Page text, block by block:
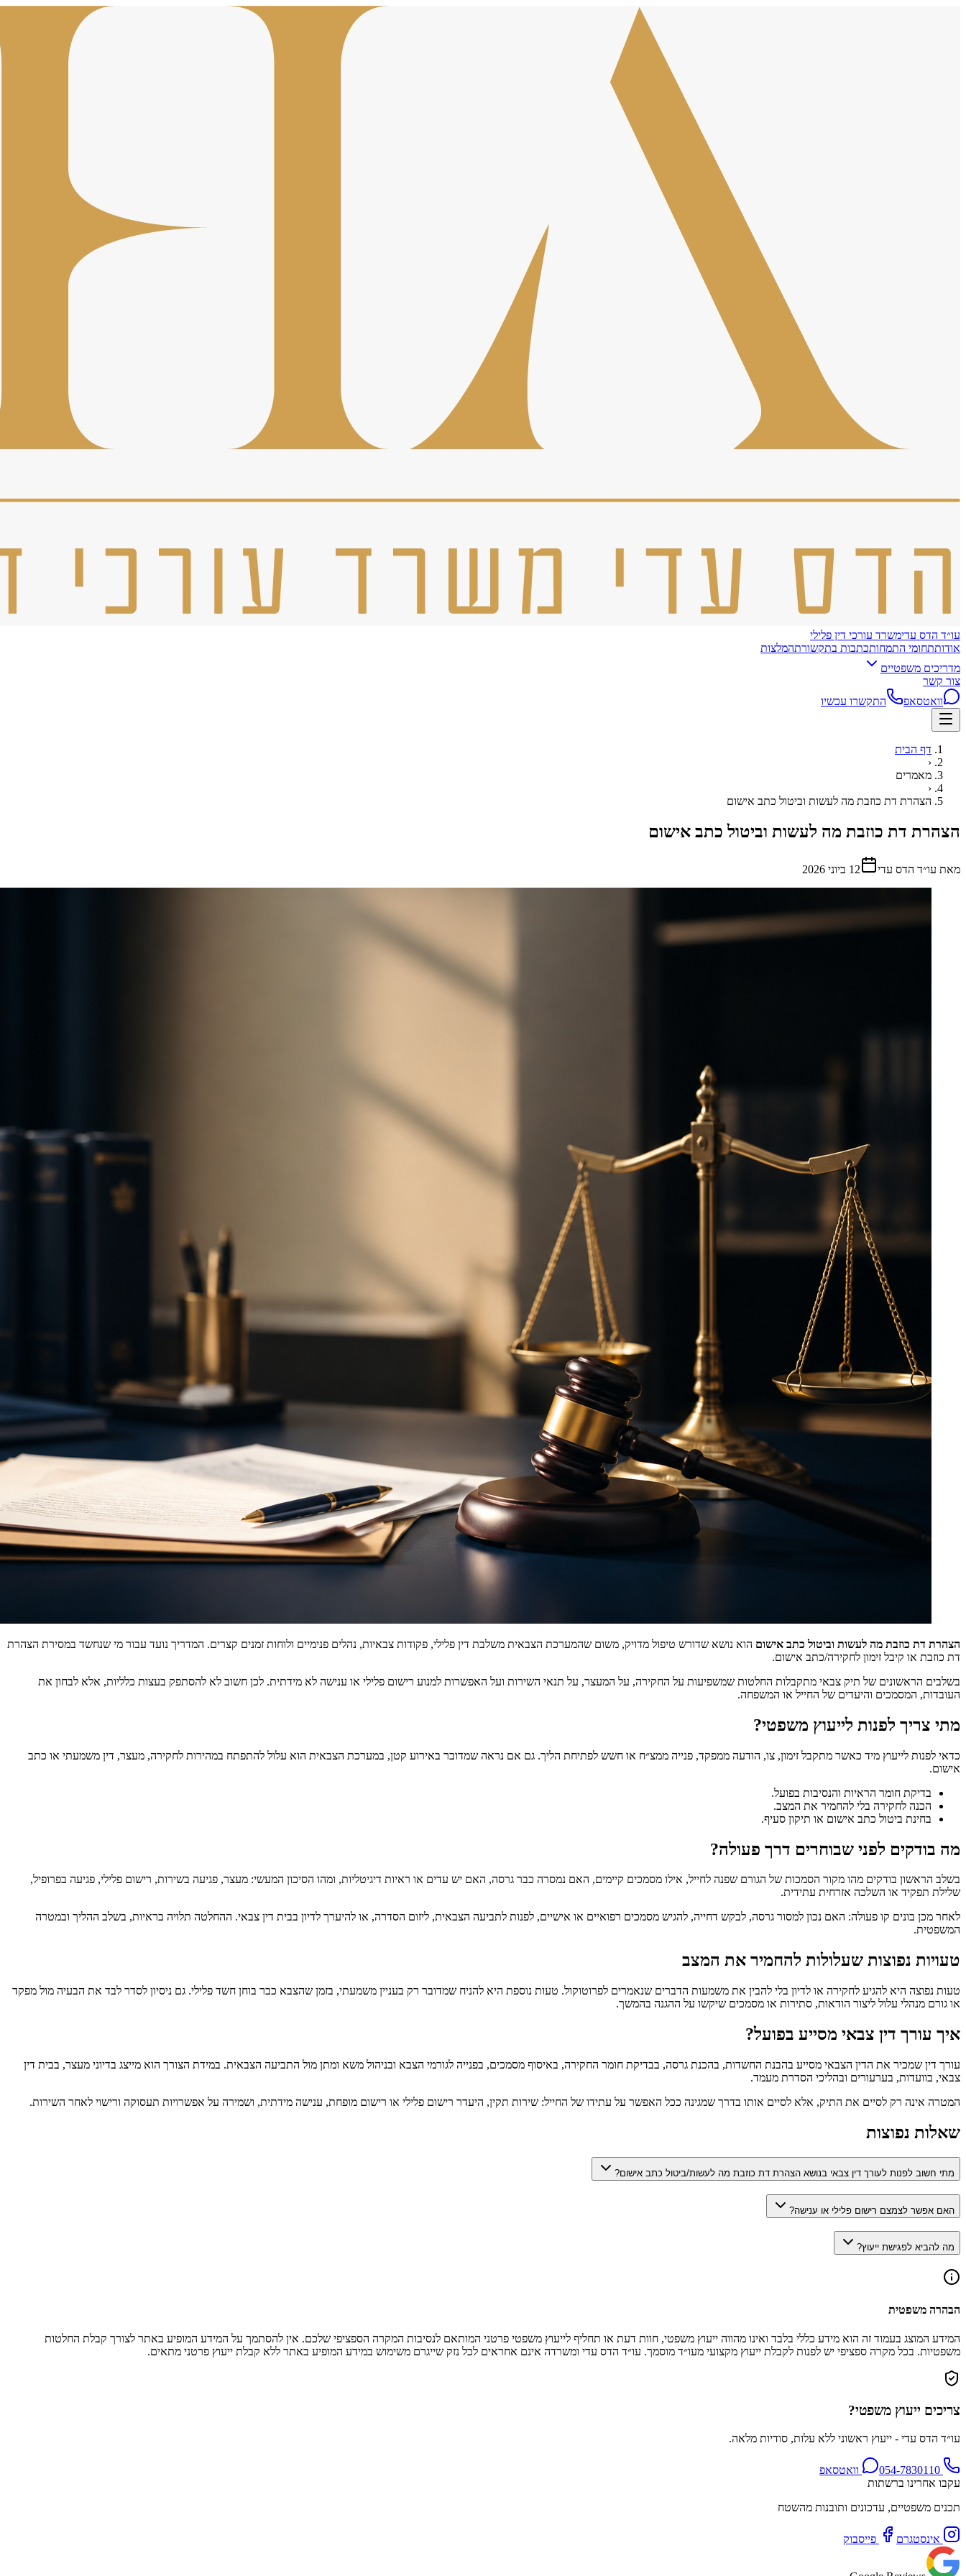
עו״ד הדס עדימשרד עורכי דין פלילי
אודותתחומי התמחותכתבות בתקשורתהמלצות
מדריכים משפטיים
צור קשר
וואטסאפ
התקשרו עכשיו
דף הבית
‹
מאמרים
‹
הצהרת דת כוזבת מה לעשות וביטול כתב אישום
הצהרת דת כוזבת מה לעשות וביטול כתב אישום
מאת עו״ד הדס עדי 12 ביוני 2026
הצהרת דת כוזבת מה לעשות וביטול כתב אישום הוא נושא שדורש טיפול מדויק, משום שהמערכת הצבאית משלבת דין פלילי, פקודות צבאיות, נהלים פנימיים ולוחות זמנים קצרים. המדריך נועד עבור מי שנחשד במסירת הצהרת
דת כוזבת או קיבל זימון לחקירה/כתב אישום.
בשלבים הראשונים של תיק צבאי מתקבלות החלטות שמשפיעות על החקירה, על המעצר, על תנאי השירות ועל האפשרות למנוע רישום פלילי או ענישה לא מידתית. לכן חשוב לא להסתפק בעצות כלליות, אלא לבחון את
העובדות, המסמכים והיעדים של החייל או המשפחה.
מתי צריך לפנות לייעוץ משפטי?
כדאי לפנות לייעוץ מיד כאשר מתקבל זימון, צו, הודעה ממפקד, פנייה ממצ״ח או חשש לפתיחת הליך. גם אם נראה שמדובר באירוע קטן, במערכת הצבאית הוא עלול להתפתח במהירות לחקירה, מעצר, דין משמעתי או כתב
אישום.
בדיקת חומר הראיות והנסיבות בפועל.
הכנה לחקירה בלי להחמיר את המצב.
בחינת ביטול כתב אישום או תיקון סעיף.
מה בודקים לפני שבוחרים דרך פעולה?
בשלב הראשון בודקים מהו מקור הסמכות של הגורם שפנה לחייל, אילו מסמכים קיימים, האם נמסרה כבר גרסה, האם יש עדים או ראיות דיגיטליות, ומהו הסיכון המעשי: מעצר, פגיעה בשירות, רישום פלילי, פגיעה בפרופיל,
שלילת תפקיד או השלכה אזרחית עתידית.
לאחר מכן בונים קו פעולה: האם נכון למסור גרסה, לבקש דחייה, להגיש מסמכים רפואיים או אישיים, לפנות לתביעה הצבאית, ליזום הסדרה, או להיערך לדיון בבית דין צבאי. ההחלטה תלויה בראיות, בשלב ההליך ובמטרה
המשפטית.
טעויות נפוצות שעלולות להחמיר את המצב
טעות נפוצה היא להגיע לחקירה או לדיון בלי להבין את משמעות הדברים שנאמרים לפרוטוקול. טעות נוספת היא להניח שמדובר רק בעניין משמעתי, בזמן שהצבא כבר בוחן חשד פלילי. גם ניסיון לסדר לבד את הבעיה מול מפקד
או גורם מנהלי עלול ליצור הודאות, סתירות או מסמכים שיקשו על ההגנה בהמשך.
איך עורך דין צבאי מסייע בפועל?
עורך דין שמכיר את הדין הצבאי מסייע בהבנת החשדות, בהכנת גרסה, בבדיקת חומר החקירה, באיסוף מסמכים, בפנייה לגורמי הצבא ובניהול משא ומתן מול התביעה הצבאית. במידת הצורך הוא מייצג בדיוני מעצר, בבית דין
צבאי, בוועדות, בערעורים ובהליכי הסדרת מעמד.
המטרה אינה רק לסיים את התיק, אלא לסיים אותו בדרך שמגינה ככל האפשר על עתידו של החייל: שירות תקין, היעדר רישום פלילי או רישום מופחת, ענישה מידתית, ושמירה על אפשרויות תעסוקה ורישוי לאחר השירות.
שאלות נפוצות
מתי חשוב לפנות לעורך דין צבאי בנושא הצהרת דת כוזבת מה לעשות/ביטול כתב אישום?
האם אפשר לצמצם רישום פלילי או ענישה?
מה להביא לפגישת ייעוץ?
הבהרה משפטית
המידע המוצג בעמוד זה הוא מידע כללי בלבד ואינו מהווה ייעוץ משפטי, חוות דעת או תחליף לייעוץ משפטי פרטני המותאם לנסיבות המקרה הספציפי שלכם. אין להסתמך על המידע המופיע באתר לצורך קבלת החלטות
משפטיות. בכל מקרה ספציפי יש לפנות לקבלת ייעוץ מקצועי מעו״ד מוסמך. עו״ד הדס עדי ומשרדה אינם אחראים לכל נזק שייגרם משימוש במידע המופיע באתר ללא קבלת ייעוץ פרטני מתאים.
צריכים ייעוץ משפטי?
עו״ד הדס עדי - ייעוץ ראשוני ללא עלות, סודיות מלאה.
054-7830110
וואטסאפ
עקבו אחרינו ברשתות
תכנים משפטיים, עדכונים ותובנות מהשטח
אינסטגרם פייסבוק